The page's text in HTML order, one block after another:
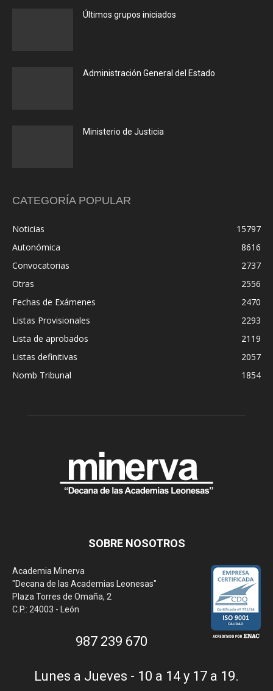
Últimos grupos iniciados
Administración General del Estado
Ministerio de Justicia
CATEGORÍA POPULAR
Noticias
15797
Autonómica
8616
Convocatorias
2737
Otras
2556
Fechas de Exámenes
2470
Listas Provisionales
2293
Lista de aprobados
2119
Listas definitivas
2057
Nomb Tribunal
1854
SOBRE NOSOTROS
Academia Minerva
"Decana de las Academias Leonesas"
Plaza Torres de Omaña, 2
C.P.: 24003 - León
987 239 670
Lunes a Jueves - 10 a 14 y 17 a 19.